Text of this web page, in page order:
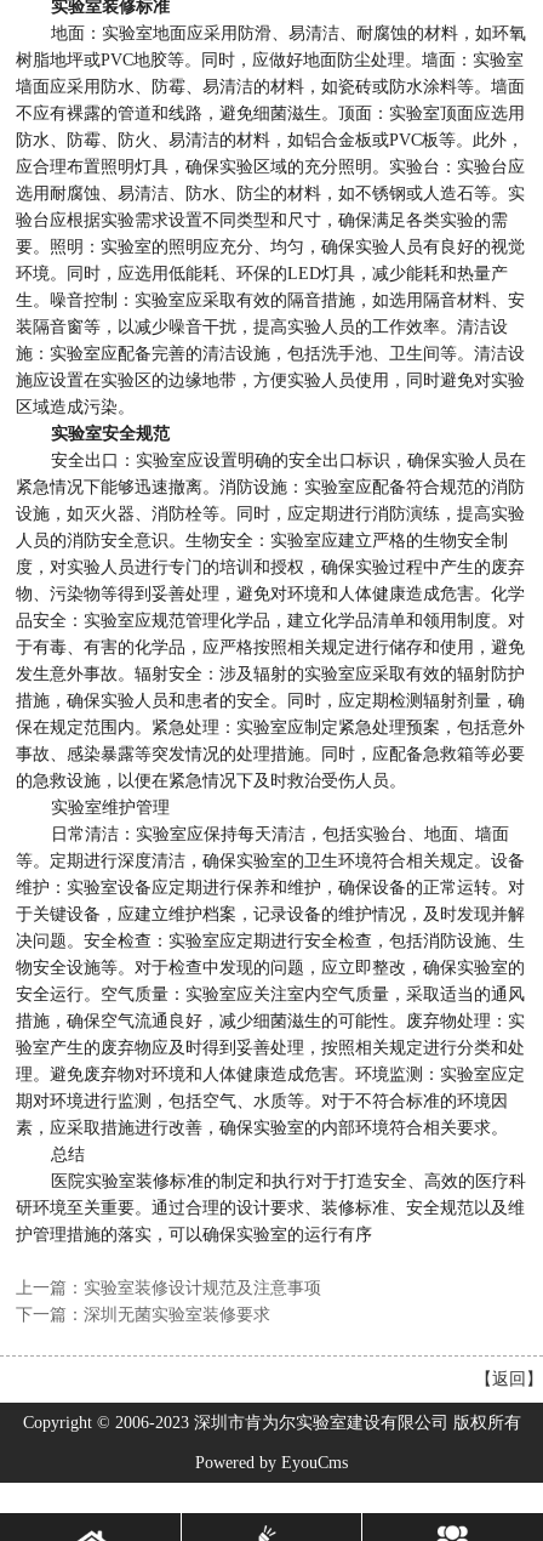
实验室装修标准
地面：实验室地面应采用防滑、易清洁、耐腐蚀的材料，如环氧
树脂地坪或PVC地胶等。同时，应做好地面防尘处理。墙面：实验室
墙面应采用防水、防霉、易清洁的材料，如瓷砖或防水涂料等。墙面
不应有裸露的管道和线路，避免细菌滋生。顶面：实验室顶面应选用
防水、防霉、防火、易清洁的材料，如铝合金板或PVC板等。此外，
应合理布置照明灯具，确保实验区域的充分照明。实验台：实验台应
选用耐腐蚀、易清洁、防水、防尘的材料，如不锈钢或人造石等。实
验台应根据实验需求设置不同类型和尺寸，确保满足各类实验的需
要。照明：实验室的照明应充分、均匀，确保实验人员有良好的视觉
环境。同时，应选用低能耗、环保的LED灯具，减少能耗和热量产
生。噪音控制：实验室应采取有效的隔音措施，如选用隔音材料、安
装隔音窗等，以减少噪音干扰，提高实验人员的工作效率。清洁设
施：实验室应配备完善的清洁设施，包括洗手池、卫生间等。清洁设
施应设置在实验区的边缘地带，方便实验人员使用，同时避免对实验
区域造成污染。
实验室安全规范
安全出口：实验室应设置明确的安全出口标识，确保实验人员在
紧急情况下能够迅速撤离。消防设施：实验室应配备符合规范的消防
设施，如灭火器、消防栓等。同时，应定期进行消防演练，提高实验
人员的消防安全意识。生物安全：实验室应建立严格的生物安全制
度，对实验人员进行专门的培训和授权，确保实验过程中产生的废弃
物、污染物等得到妥善处理，避免对环境和人体健康造成危害。化学
品安全：实验室应规范管理化学品，建立化学品清单和领用制度。对
于有毒、有害的化学品，应严格按照相关规定进行储存和使用，避免
发生意外事故。辐射安全：涉及辐射的实验室应采取有效的辐射防护
措施，确保实验人员和患者的安全。同时，应定期检测辐射剂量，确
保在规定范围内。紧急处理：实验室应制定紧急处理预案，包括意外
事故、感染暴露等突发情况的处理措施。同时，应配备急救箱等必要
的急救设施，以便在紧急情况下及时救治受伤人员。
实验室维护管理
日常清洁：实验室应保持每天清洁，包括实验台、地面、墙面
等。定期进行深度清洁，确保实验室的卫生环境符合相关规定。设备
维护：实验室设备应定期进行保养和维护，确保设备的正常运转。对
于关键设备，应建立维护档案，记录设备的维护情况，及时发现并解
决问题。安全检查：实验室应定期进行安全检查，包括消防设施、生
物安全设施等。对于检查中发现的问题，应立即整改，确保实验室的
安全运行。空气质量：实验室应关注室内空气质量，采取适当的通风
措施，确保空气流通良好，减少细菌滋生的可能性。废弃物处理：实
验室产生的废弃物应及时得到妥善处理，按照相关规定进行分类和处
理。避免废弃物对环境和人体健康造成危害。环境监测：实验室应定
期对环境进行监测，包括空气、水质等。对于不符合标准的环境因
素，应采取措施进行改善，确保实验室的内部环境符合相关要求。
总结
医院实验室装修标准的制定和执行对于打造安全、高效的医疗科
研环境至关重要。通过合理的设计要求、装修标准、安全规范以及维
护管理措施的落实，可以确保实验室的运行有序
上一篇：实验室装修设计规范及注意事项
下一篇：深圳无菌实验室装修要求
【返回 】
Copyright © 2006-2023 深圳市肯为尔实验室建设有限公司 版权所有
Powered by EyouCms